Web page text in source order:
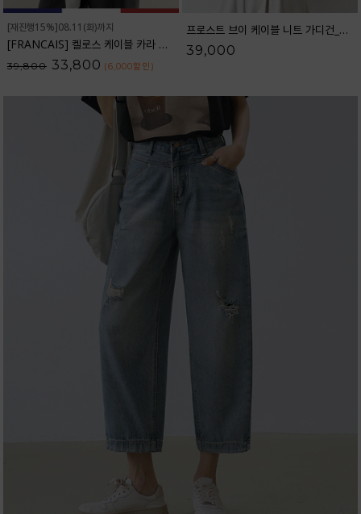
[재진행15%]08.11(화)까지
[FRANCAIS] 켈로스 케이블 카라 니트_F6S256KN
39,800 33,800 (6,000할인 )
프로스트 브이 케이블 니트 가디건_61CA1478
39,000